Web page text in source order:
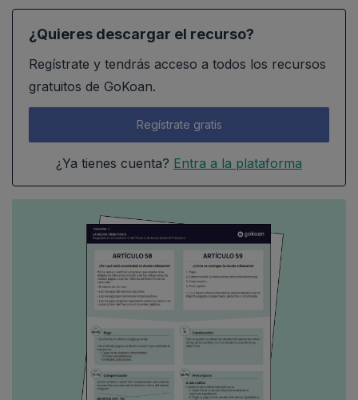
¿Quieres descargar el recurso?
Regístrate y tendrás acceso a todos los recursos
gratuitos de GoKoan.
Regístrate gratis
¿Ya tienes cuenta? Entra a la plataforma